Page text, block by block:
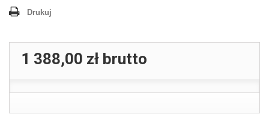
Drukuj
1 388,00 zł brutto